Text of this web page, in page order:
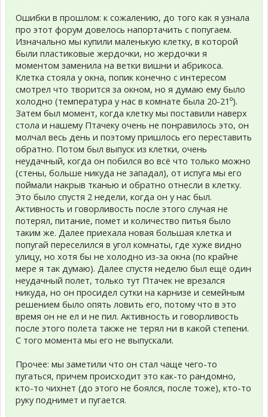
Ошибки в прошлом: к сожалению, до того как я узнала
про этот форум довелось напортачить с попугаем.
Изначально мы купили маленькую клетку, в которой
были пластиковые жердочки, но жердочки я
моментом заменила на ветки вишни и абрикоса.
Клетка стояла у окна, попик конечно с интересом
смотрел что творится за окном, но я думаю ему было
холодно (температура у нас в комнате была 20-21⁰).
Затем был момент, когда клетку мы поставили наверх
стола и нашему Птачеку очень не понравилось это, он
молчал весь день и поэтому пришлось его переставить
обратно. Потом был выпуск из клетки, очень
неудачный, когда он побился во всё что только можно
(стены, больше никуда не западал), от испуга мы его
поймали накрыв тканью и обратно отнесли в клетку.
Это было спустя 2 недели, когда он у нас был.
Активность и говорливость после этого случая не
потерял, питание, помет и количество питья было
таким же. Далее приехала новая большая клетка и
попугай переселился в угол комнаты, где хуже видно
улицу, но хотя бы не холодно из-за окна (по крайне
мере я так думаю). Далее спустя неделю был ещё один
неудачный полет, только тут Птачек не врезался
никуда, но он просидел сутки на карнизе и семейным
решением было опять ловить его, потому что в это
время он не ел и не пил. Активность и говорливость
после этого полета также не терял ни в какой степени.
С того момента мы его не выпускали.
Прочее: мы заметили что он стал чаще чего-то
пугаться, причем происходит это как-то рандомно,
кто-то чихнет (до этого не боялся, после тоже), кто-то
руку поднимет и пугается.